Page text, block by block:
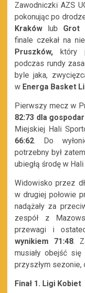
Zawodniczki AZS
pokonując po
Kraków lub Grot
finale czekał na
Pruszków, który
podczas rundy
byle jaka,
w Energa Basket
Pierwszy mecz w
82:73 dla
Miejskiej Hali
66:62. Do
potrzebny był
ubiegłą środę w
Widowisko przez
w drugiej połowie
nadążały za
zespół z
przewagi i
wynikiem 71:48.
musiały obejść
przyszłym
Finał 1. Ligi Kobiet